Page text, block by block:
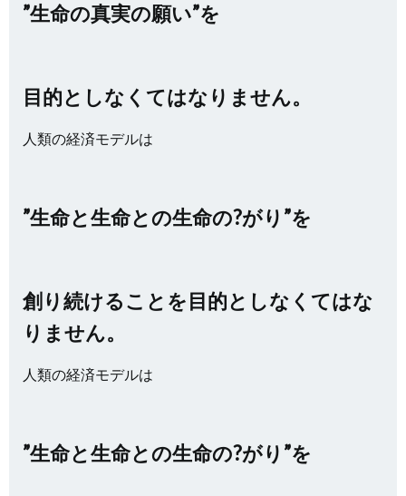
”生命の真実の願い”を
目的としなくてはなりません。
人類の経済モデルは
”生命と生命との生命の?がり”を
創り続けることを目的としなくてはな
りません。
人類の経済モデルは
”生命と生命との生命の?がり”を